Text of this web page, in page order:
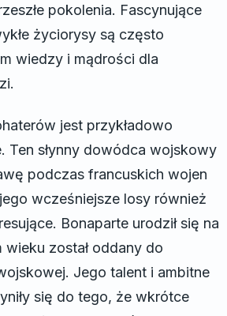
pokolenia. Fascynujące
życiorysy są często
wiedzy i mądrości dla
jest przykładowo
Ten słynny dowódca wojskowy
podczas francuskich wojen
wcześniejsze losy również
Bonaparte urodził się na
wieku został oddany do
Jego talent i ambitne
się do tego, że wkrótce